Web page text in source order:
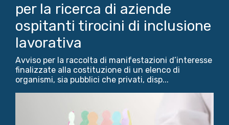
per la ricerca di aziende
ospitanti tirocini di inclusione
lavorativa
Avviso per la raccolta di manifestazioni d’interesse
finalizzate alla costituzione di un elenco di
organismi, sia pubblici che privati, disp...